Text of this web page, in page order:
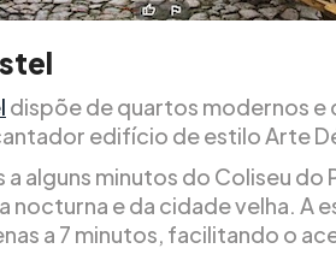
dispõe de quartos modernos e
edifício de estilo Arte
a alguns minutos do Coliseu do
nocturna e da cidade velha. A
a 7 minutos, facilitando o